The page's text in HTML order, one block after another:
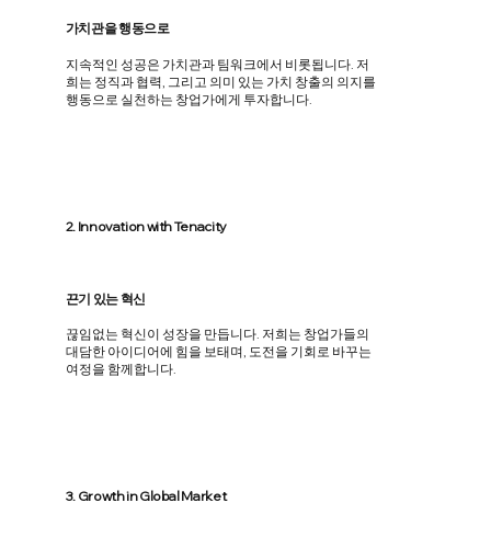
​가치관을 행동으로
지속적인 성공은 가치관과 팀워크에서 비롯됩니다. 저
희는 정직과 협력, 그리고 의미 있는 가치 창출의 의지를
행동으로 실천하는 창업가에게 투자합니다.
2. Innovation with Tenacity
끈기 있는 혁신
끊임없는 혁신이 성장을 만듭니다. 저희는 창업가들의
대담한 아이디어에 힘을 보태며, 도전을 기회로 바꾸는
여정을 함께합니다.
3. Growth in Global Market